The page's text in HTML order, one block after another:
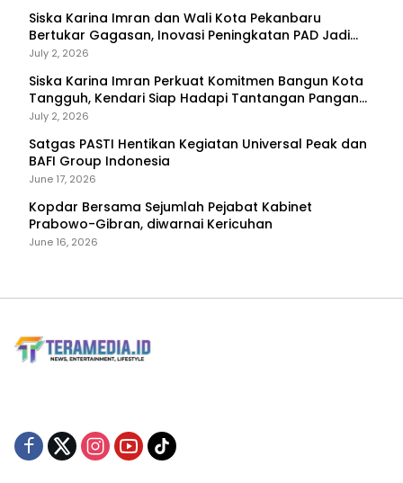
Siska Karina Imran dan Wali Kota Pekanbaru
Bertukar Gagasan, Inovasi Peningkatan PAD Jadi
Fokus Diskusi
July 2, 2026
Siska Karina Imran Perkuat Komitmen Bangun Kota
Tangguh, Kendari Siap Hadapi Tantangan Pangan
dan Bencana
July 2, 2026
Satgas PASTI Hentikan Kegiatan Universal Peak dan
BAFI Group Indonesia
June 17, 2026
Kopdar Bersama Sejumlah Pejabat Kabinet
Prabowo-Gibran, diwarnai Kericuhan
June 16, 2026